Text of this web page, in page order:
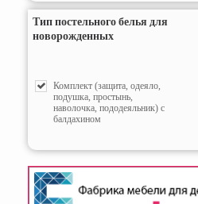
Тип постельного белья для
новорожденных
Комплект (защита, одеяло,
подушка, простынь,
наволочка, пододеяльник) с
балдахином